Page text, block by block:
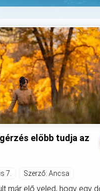
előbb tudja az
7. Szerző: Ancsa
már elő veled, hogy egy